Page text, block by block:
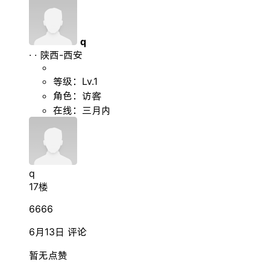
q
· · 陕西-西安
等级：Lv.1
角色：访客
在线：三月内
q
17楼
6666
6月13日 评论
暂无点赞